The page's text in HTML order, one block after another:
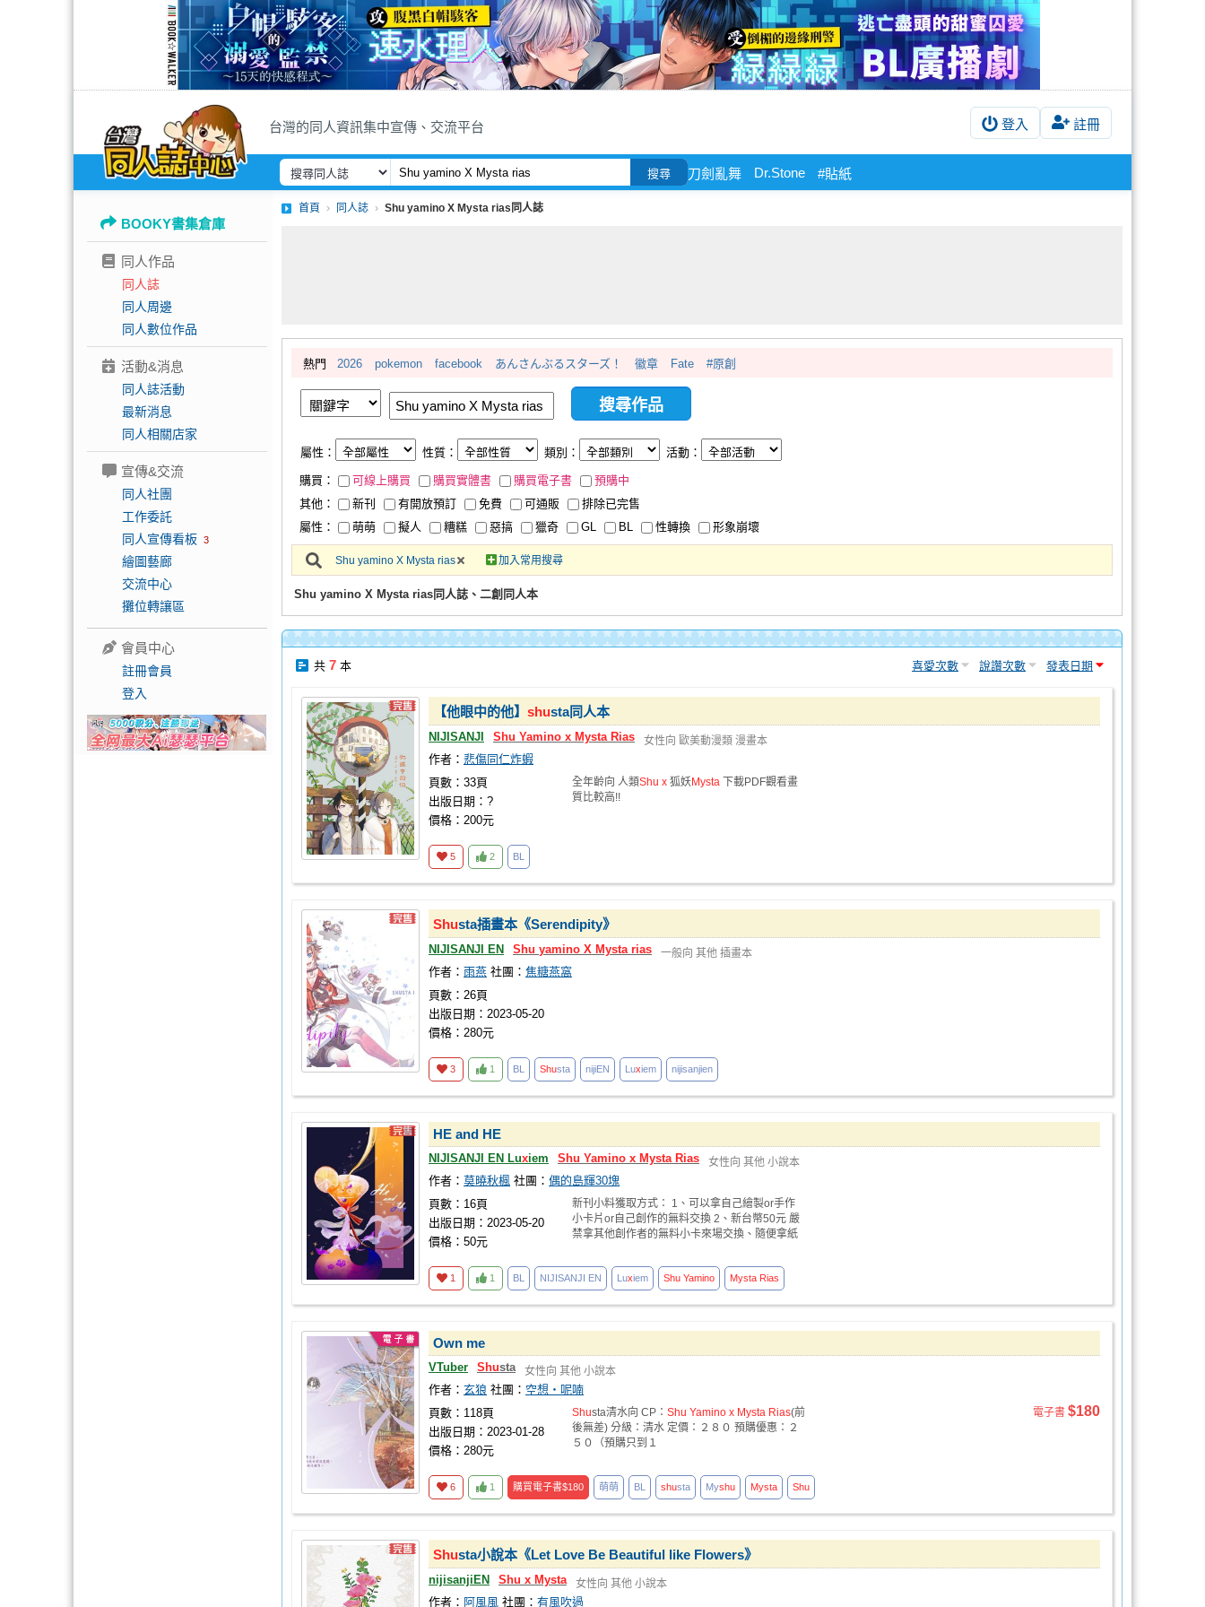
台灣的同人資訊集中宣傳、交流平台 登入 註冊
搜尋 刀劍亂舞 Dr.Stone #貼紙
BOOKY書集倉庫
同人作品
同人誌
同人周邊
同人數位作品
活動&消息
同人誌活動
最新消息
同人相關店家
宣傳&交流
同人社團
工作委託
同人宣傳看板 3
繪圖藝廊
交流中心
攤位轉讓區
會員中心
註冊會員
登入
首頁 同人誌 Shu yamino X Mysta rias同人誌
熱門 2026 pokemon facebook あんさんぶるスターズ！ 徽章 Fate #原創
屬性： 性質： 類別： 活動：
購買： 可線上購買 購買實體書 購買電子書
預購中
其他：
新刊 有開放預訂 免費 可通販
排除已完售
屬性：
萌萌 擬人 糟糕 惡搞 獵奇 GL BL 性轉換 形象崩壞
Shu yamino X Mysta rias 加入常用搜尋
Shu yamino X Mysta rias同人誌、二創同人本
共 7 本 喜愛次數 說讚次數 發表日期
【他眼中的他】 shusta同人本
NIJISANJI Shu Yamino x Mysta Rias 女性向 歐美動漫類 漫畫本
作者： 悲傷同仁炸蝦
頁數：33頁
出版日期：?
價格：200元
全年齡向 人類Shu x 狐妖Mysta 下載PDF觀看畫
質比較高!!
5 2 BL
Shusta插畫本《Serendipity》
NIJISANJI EN Shu yamino X Mysta rias 一般向 其他 插畫本
作者： 雨燕 社團： 焦糖燕窩
頁數：26頁
出版日期：2023-05-20
價格：280元
3 1 BL Shusta nijiEN Luxiem nijisanjien
HE and HE
NIJISANJI EN Luxiem Shu Yamino x Mysta Rias 女性向 其他 小說本
作者： 莫曉秋楓 社團： 偶的島輝30塊
頁數：16頁
出版日期：2023-05-20
價格：50元
新刊小料獲取方式： 1、可以拿自己繪製or手作
小卡片or自己創作的無料交換 2、新台幣50元 嚴
禁拿其他創作者的無料小卡來場交換、隨便拿紙
1 1 BL NIJISANJI EN Luxiem Shu Yamino Mysta Rias
Own me
VTuber Shusta 女性向 其他 小說本
作者： 玄狼 社團： 空想‧呢喃
頁數：118頁
出版日期：2023-01-28
價格：280元
Shusta清水向 CP： Shu Yamino x Mysta Rias(前
後無差) 分級：清水 定價：２８０ 預購優惠：２
５０（預購只到１
電子書 $180
6 1 購買電子書$180 萌萌 BL shusta Myshu Mysta Shu
Shusta小說本《Let Love Be Beautiful like Flowers》
nijisanjiEN Shu x Mysta 女性向 其他 小說本
作者： 阿風風 社團： 有風吹過